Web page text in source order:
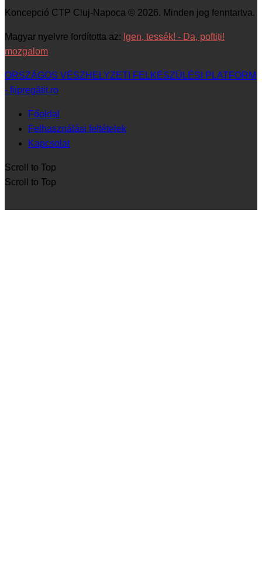
Koncepció CTP Cluj-Napoca © 2026. Minden jog fenntartva.
Magyar nyelvre fordította az: Igen, tessék! - Da, poftiți!
mozgalom
ORSZÁGOS VÉSZHELYZETI FELKÉSZÜLÉSI PLATFORM
- fiipregătit.ro
Főoldal
Felhasználási feltételek
Kapcsolat
Scroll to Top
Scroll to Top